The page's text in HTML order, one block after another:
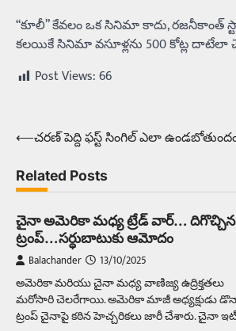
“కూలీ” కేవలం ఒక సినిమా కాదు, రజనీకాంత్
కలయికే సినిమా వసూళ్లను 500 కోట్ల దాటేలా
Post Views:66
Post
navigation
⟵చరణ్‌ పెద్ది ఫస్ట్‌ సింగిల్‌ ఎలా
Related Posts
చైనా అమెరికా మధ్య ట్రేడ్‌ వార్‌… దిగొచ్చిన
ట్రంప్‌…సర్ధుబాటుకు ఆమోదం
Balachander
13/10/2025
అమెరికా మరియు చైనా మధ్య వాణిజ్య ఉద్రిక్తతలు
మరోసారి చెలరేగాయి. అమెరికా మాజీ అధ్యక్షుడు
ట్రంప్ చైనాపై కఠిన హెచ్చరికలు జారీ చేశారు. చైనా